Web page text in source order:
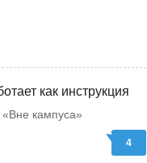
как инструкция
кампуса»
4